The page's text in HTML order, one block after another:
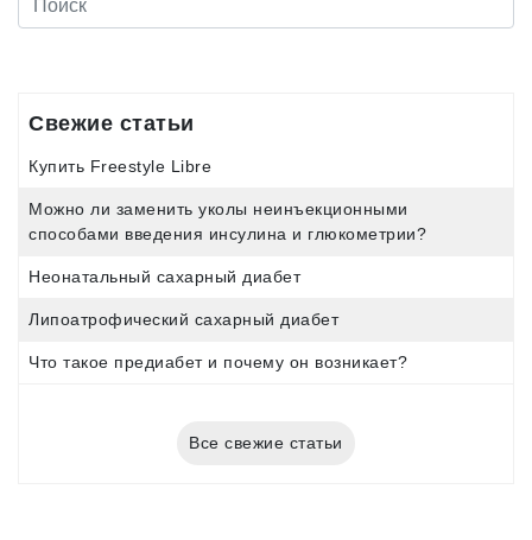
Свежие статьи
Купить Freestyle Libre
Можно ли заменить уколы неинъекционными
способами введения инсулина и глюкометрии?
Неонатальный сахарный диабет
Липоатрофический сахарный диабет
Что такое предиабет и почему он возникает?
Все свежие статьи